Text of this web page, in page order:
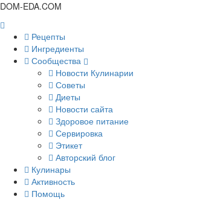
DOM-EDA.COM
Рецепты
Ингредиенты
Сообщества
Новости Кулинарии
Советы
Диеты
Новости сайта
Здоровое питание
Сервировка
Этикет
Авторский блог
Кулинары
Активность
Помощь